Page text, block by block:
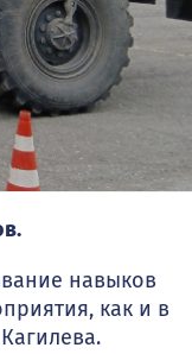
навыков
как и в